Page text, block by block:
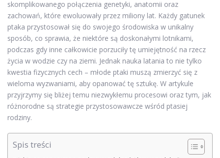
skomplikowanego połączenia genetyki, anatomii oraz
zachowań, które ewoluowały przez miliony lat. Każdy gatunek
ptaka przystosował się do swojego środowiska w unikalny
sposób, co sprawia, że niektóre są doskonałymi lotnikami,
podczas gdy inne całkowicie porzuciły tę umiejętność na rzecz
życia w wodzie czy na ziemi. Jednak nauka latania to nie tylko
kwestia fizycznych cech – młode ptaki muszą zmierzyć się z
wieloma wyzwaniami, aby opanować tę sztukę. W artykule
przyjrzymy się bliżej temu niezwykłemu procesowi oraz tym, jak
różnorodne są strategie przystosowawcze wśród ptasiej
rodziny.
Spis treści